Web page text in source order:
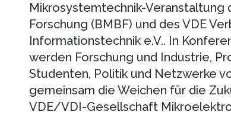
Mikrosystemtechnik-Veranstaltung
Forschung (BMBF) und des VDE
Informationstechnik e.V.. In
werden Forschung und Industrie,
Studenten, Politik und Netzwerke
gemeinsam die Weichen für die
VDE/VDI-Gesellschaft